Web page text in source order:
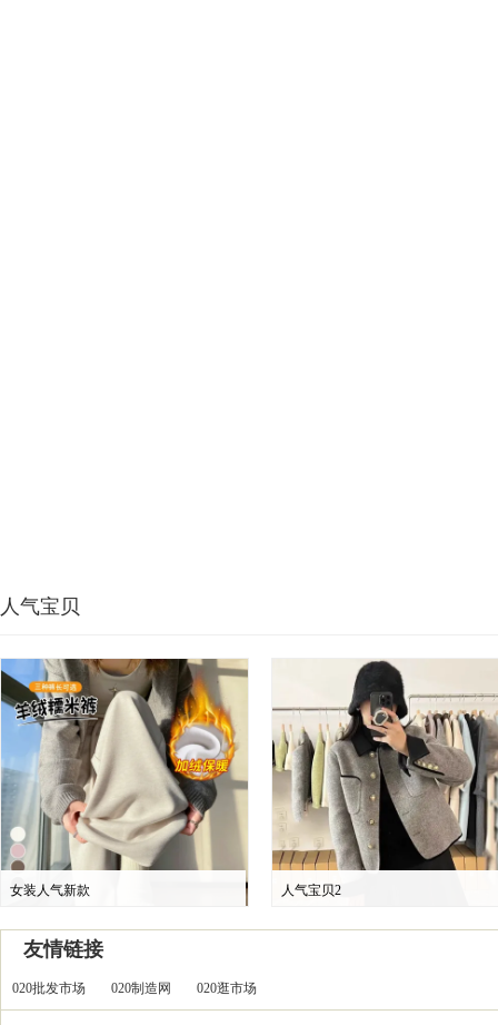
人气宝贝
女装人气新款 人气宝贝2
友情链接
020批发市场 020制造网 020逛市场